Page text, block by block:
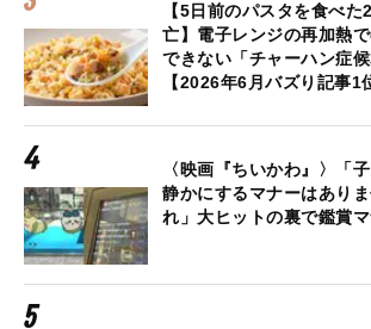
【5日前のパスタを食べ
亡】電子レンジの再加熱
できない「チャーハン症
【2026年6月バズり記事1
〈映画『ちいかわ』〉「
静かにするマナーはあり
れ」大ヒットの裏で鑑賞